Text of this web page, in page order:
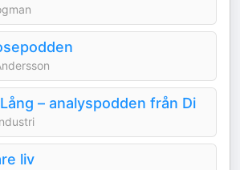
– analyspodden från Di
liv